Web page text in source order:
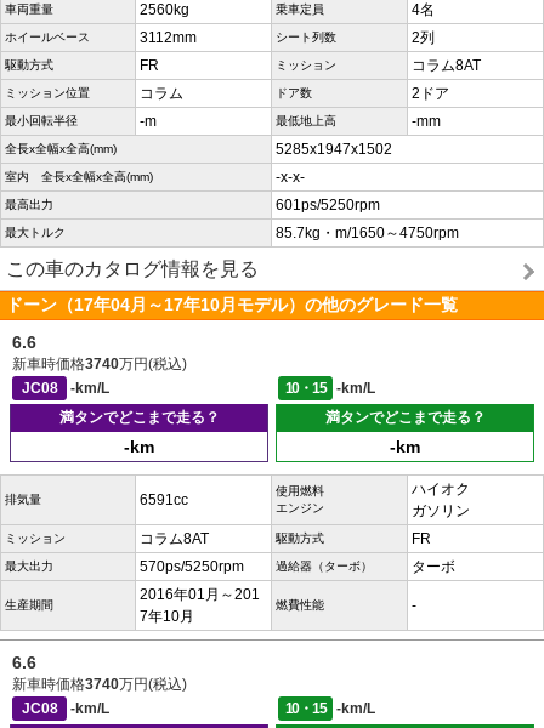
車両重量 2560kg 乗車定員 4名
ホイールベース 3112mm シート列数 2列
駆動方式 FR ミッション コラム8AT
ミッション位置 コラム ドア数 2ドア
最小回転半径 -m 最低地上高 -mm
全長x全幅x全高(mm) 5285x1947x1502
室内 全長x全幅x全高(mm) -x-x-
最高出力 601ps/5250rpm
最大トルク 85.7kg・m/1650～4750rpm
この車のカタログ情報を見る
ドーン（17年04月～17年10月モデル）の他のグレード一覧
6.6
新車時価格3740万円(税込)
JC08
-km/L 10・15
-km/L
満タンでどこまで走る？
-km
満タンでどこまで走る？
-km
排気量 6591cc
使用燃料
エンジン
ハイオク
ガソリン
ミッション コラム8AT 駆動方式 FR
最大出力 570ps/5250rpm 過給器（ターボ） ターボ
生産期間
2016年01月～201
7年10月
燃費性能 -
6.6
新車時価格3740万円(税込)
JC08
-km/L 10・15
-km/L